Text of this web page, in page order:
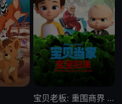
宝贝老板: 重围商界 第二季